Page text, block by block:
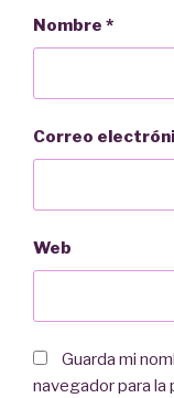
Nombre *
Correo
Web
Guarda mi
navegador para la